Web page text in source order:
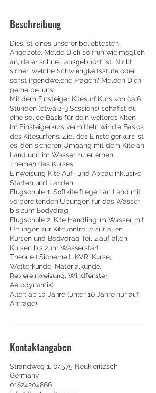
Beschreibung
Dies ist eines unserer beliebtesten
Angebote. Melde Dich so früh wie möglich
an, da er schnell ausgebucht ist. Nicht
sicher, welche Schwierigkeitsstufe oder
sonst irgendwelche Fragen? Melden Dich
gerne bei uns
Mit dem Einsteiger Kitesurf Kurs von ca 6
Stunden (etwa 2-3 Sessions) schaffst du
eine solide Basis für dein weiteres Kiten.
Im Einsteigerkurs vermitteln wir die Basics
des Kitesurfens. Ziel des Einsteigerkurs ist
es, den sicheren Umgang mit dem Kite an
Land und im Wasser zu erlernen.
Themen des Kurses:
Einweisung Kite Auf- und Abbau inklusive
Starten und Landen
Flugschule 1: Softkite fliegen an Land mit
vorbereitenden Übungen für das Wasser
bis zum Bodydrag
Flugschule 2: Kite Handling im Wasser mit
Übungen zur Kitekontrolle auf allen
Kursen und Bodydrag Teil 2 auf allen
Kursen bis zum Wasserstart
Theorie ( Sicherheit, KVR, Kurse,
Wetterkunde, Materialkunde,
Reviereinweisung, Windfenster,
Aerodynamik)
Alter: ab 10 Jahre (unter 10 Jahre nur auf
Anfrage)
Kontaktangaben
Strandweg 1, 04575 Neukieritzsch,
Germany
01624204866